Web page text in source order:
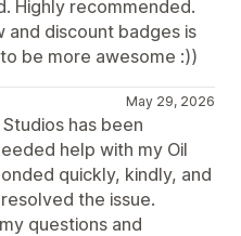
Highly recommended.
and discount badges is
be more awesome :))
May 29, 2026
has been
help with my Oil
quickly, kindly, and
the issue.
questions and